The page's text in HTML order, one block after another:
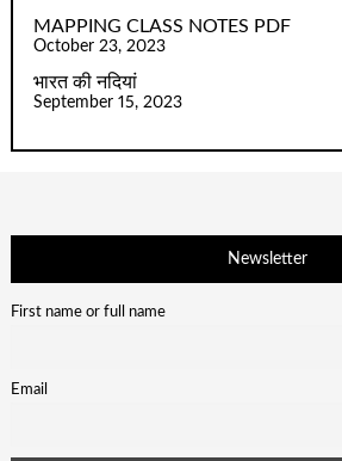
MAPPING CLASS NOTES PDF
October 23, 2023
भारत की नदियां
September 15, 2023
Newsletter
First name or full name
Email